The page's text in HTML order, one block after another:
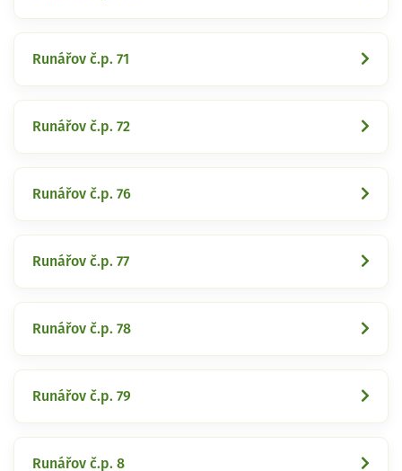
Runářov č.p. 71
Runářov č.p. 72
Runářov č.p. 76
Runářov č.p. 77
Runářov č.p. 78
Runářov č.p. 79
Runářov č.p. 8